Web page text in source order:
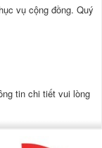
vụ cộng đồng. Quý
tin chi tiết vui lòng